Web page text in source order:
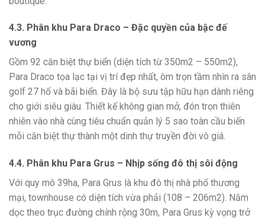
4.3. Phân khu Para Draco – Đặc quyền của bậc đế
vương
Gồm 92 căn biệt thự biển (diện tích từ 350m2 – 550m2),
Para Draco tọa lạc tại vị trí đẹp nhất, ôm trọn tầm nhìn ra sân
golf 27 hố và bãi biển. Đây là bộ sưu tập hữu hạn dành riêng
cho giới siêu giàu. Thiết kế không gian mở, đón trọn thiên
nhiên vào nhà cùng tiêu chuẩn quản lý 5 sao toàn cầu biến
mỗi căn biệt thự thành một dinh thự truyền đời vô giá.
4.4. Phân khu Para Grus – Nhịp sống đô thị sôi động
Với quy mô 39ha, Para Grus là khu đô thị nhà phố thương
mại, townhouse có diện tích vừa phải (108 – 206m2). Nằm
dọc theo trục đường chính rộng 30m, Para Grus kỳ vọng trở